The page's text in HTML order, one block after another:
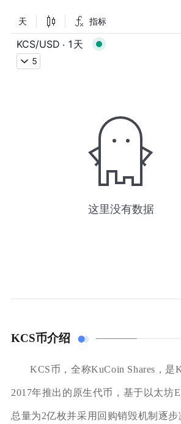
KCS币介绍
KCS币，全称KuCoin Shares，是
2017年推出的原生代币，基于以太坊
总量为2亿枚并采用回购销毁机制逐